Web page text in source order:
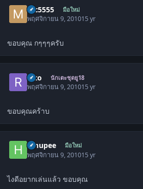
mc5555 มือใหม่
พฤศจิกายน 9, 201015 yr
ขอบคุณ กๆๆๆครับ
reto นักเตะชุดยู18
พฤศจิกายน 9, 201015 yr
ขอบคุณคร้าบ
hmupee มือใหม่
พฤศจิกายน 9, 201015 yr
ไงดีอยากเล่นแล้ว ขอบคุณ